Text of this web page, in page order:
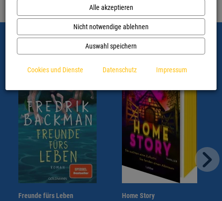
Alle akzeptieren
Nicht notwendige ablehnen
Auswahl speichern
Cookies und Dienste Datenschutz Impressum
Fehnbuch-Lesetipps
Freunde fürs Leben
Home Story